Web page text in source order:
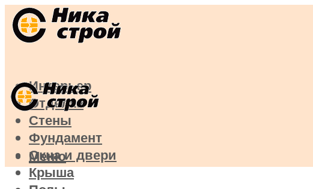
Интерьер
Отделка
Стены
Фундамент
Окна и двери
Крыша
Меню